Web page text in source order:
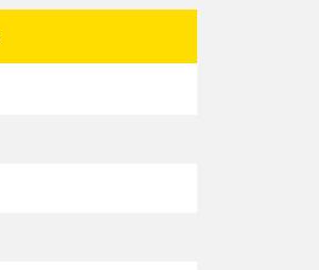
Spielbericht
Spielbericht